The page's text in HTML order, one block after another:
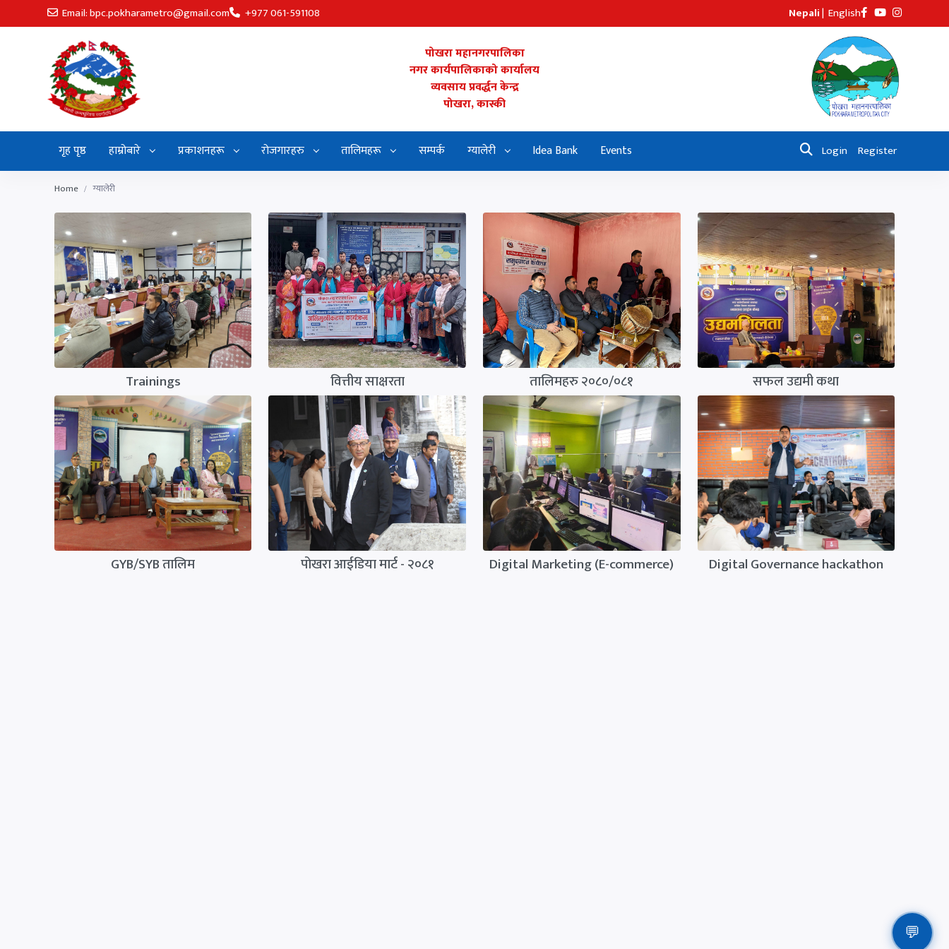
Email: bpc.pokharametro@gmail.com +977 061-591108 Nepali| English
पोखरा महानगरपालिका
नगर कार्यपालिकाको कार्यालय
व्यवसाय प्रवर्द्धन केन्द्र
पोखरा, कास्की
गृह पृष्ठ हाम्रोबारे प्रकाशनहरू रोजगारहरु तालिमहरू सम्पर्क ग्यालेरी Idea Bank Events Login Register
Home ग्यालेरी
Trainings वित्तीय साक्षरता तालिमहरु २०८०/०८१ सफल उद्यमी कथा
GYB/SYB तालिम पोखरा आईडिया मार्ट - २०८१ Digital Marketing (E-commerce) Digital Governance hackathon
💬